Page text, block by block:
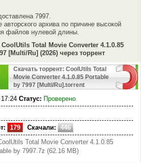
7997.
авторского архива по причине высокой
файлов нулевой длины.
Total Movie Converter 4.1.0.85
[Multi/Ru] (2026) через торрент
Скачать торрент: CoolUtils Total
Movie Converter 4.1.0.85 Portable
by 7997 [Multi/Ru].torrent
Статус: Проверено
179 Скачали:
446
Total Movie Converter 4.1.0.85
by 7997.7z (62.16 MB)